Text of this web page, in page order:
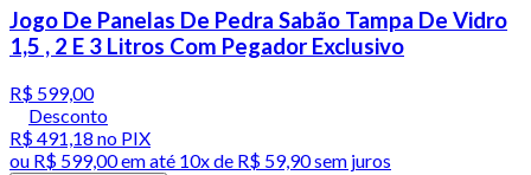
Jogo De Panelas De Pedra Sabão Tampa De Vidro
1,5 , 2 E 3 Litros Com Pegador Exclusivo
R$ 599,00
Desconto
R$ 491,18 no PIX
ou R$ 599,00em até 10x de R$ 59,90 sem juros